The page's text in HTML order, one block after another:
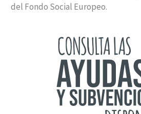
del Fondo Social Europeo.